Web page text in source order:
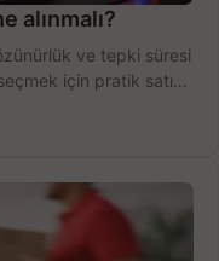
alınmalı?
ve tepki süresi
için pratik satın